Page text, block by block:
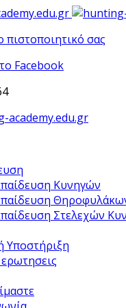
πιστοποιητικό σας
Facebook
academy.edu.gr
Κυνηγών
Στελεχών
Υποστήριξη